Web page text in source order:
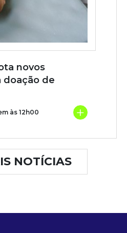
novos
doação de
às 12h00 +
NOTÍCIAS